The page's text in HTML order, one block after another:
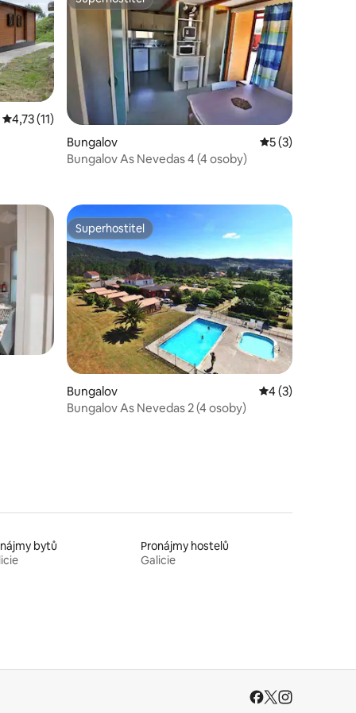
Průměrné hodnocení 4,73 z 5, 11 hodnocení
4,73 (11)
Superhostitel
Bungalov Průměrné
5 (3)
Bungalov As Nevedas 4 (4 osoby)
Superhostitel
Superhostitel
Bungalov Průměrné
4 (3)
Bungalov As Nevedas 2 (4 osoby)
bytů
Pronájmy hostelů
Galicie